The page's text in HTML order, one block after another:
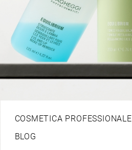
COSMETICA PROFESSIONALE
BLOG